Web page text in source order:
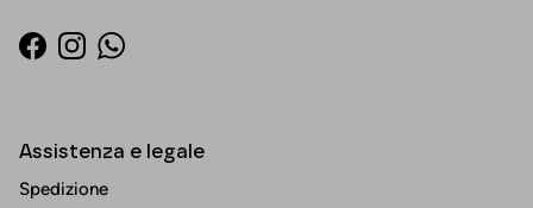
Facebook
InstagramWhatsApp
Assistenza e legale
Spedizione